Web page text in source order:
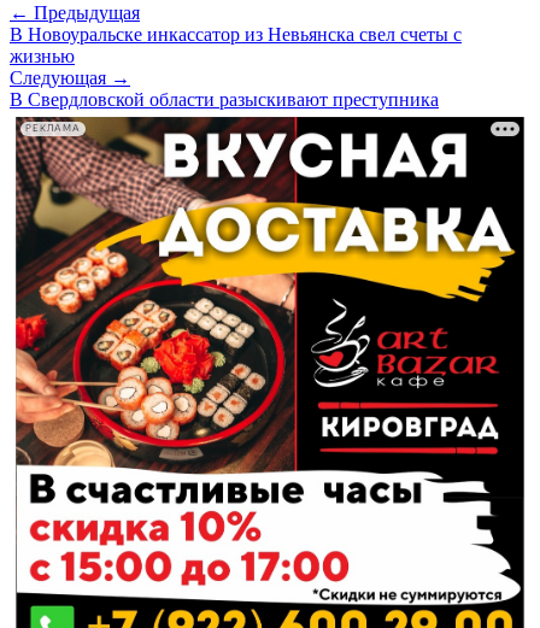
← Предыдущая
В Новоуральске инкассатор из Невьянска свел счеты с
жизнью
Следующая →
В Свердловской области разыскивают преступника
РЕКЛАМА